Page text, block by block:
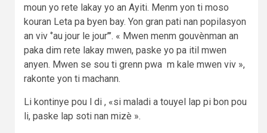
moun yo rete lakay yo an Ayiti. Menm yon ti moso
kouran Leta pa byen bay. Yon gran pati nan popilasyon
an viv ‘’au jour le jour’’’. « Mwen menm gouvènman an
paka dim rete lakay mwen, paske yo pa itil mwen
anyen. Mwen se sou ti grenn pwa m kale mwen viv »,
rakonte yon ti machann.
Li kontinye pou l di , «si maladi a touyel lap pi bon pou
li, paske lap soti nan mizè ».